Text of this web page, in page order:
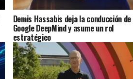
Demis Hassabis deja la conducción de
Google DeepMind y asume un rol
estratégico